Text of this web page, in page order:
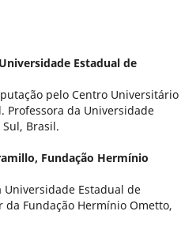
Universidade Estadual de
pelo Centro Universitário
Professora da Universidade
Brasil.
Fundação Hermínio
Estadual de
da Fundação Hermínio Ometto,